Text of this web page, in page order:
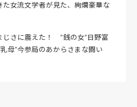
女流文学者が見た、絢爛豪華な
じさに震えた！ “銭の女”日野富
母”今参局のあからさまな闘い